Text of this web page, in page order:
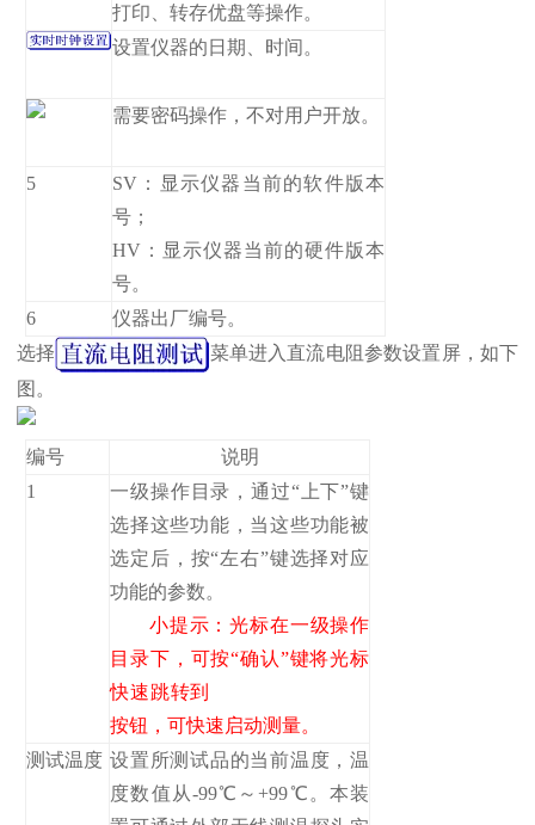
打印、转存优盘等操作。
设置仪器的日期、时间。
需要密码操作，不对用户开放。
5
SV：显示仪器当前的软件版本
号；
HV：显示仪器当前的硬件版本
号。
6
仪器出厂编号。
选择
菜单进入直流电阻参数设置屏，如下
图。
编号
说明
1
一级操作目录，通过“上下”键
选择这些功能，当这些功能被
选定后，按“左右”键选择对应
功能的参数。
小提示：光标在一级操作
目录下，可按“确认”键将光标
快速跳转到
按钮，可快速启动测量。
测试温度 设置所测试品的当前温度，温
度数值从-99℃～+99℃。本装